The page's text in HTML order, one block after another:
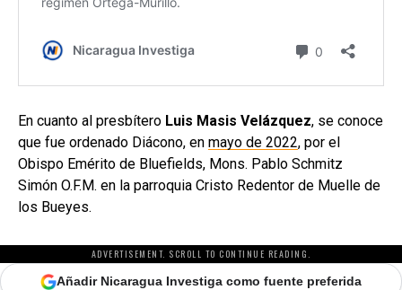
En cuanto al presbítero Luis Masis Velázquez, se conoce
que fue ordenado Diácono, en mayo de 2022, por el
Obispo Emérito de Bluefields, Mons. Pablo Schmitz
Simón O.F.M. en la parroquia Cristo Redentor de Muelle de
los Bueyes.
ADVERTISEMENT. SCROLL TO CONTINUE READING.
Añadir Nicaragua Investiga como fuente preferida